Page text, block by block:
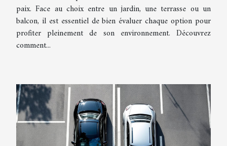
paix. Face au choix entre un jardin, une terrasse ou un
balcon, il est essentiel de bien évaluer chaque option pour
profiter pleinement de son environnement. Découvrez
comment...